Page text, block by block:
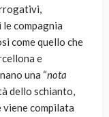
compagnia
come quello che
e
una “nota
dello schianto,
viene compilata